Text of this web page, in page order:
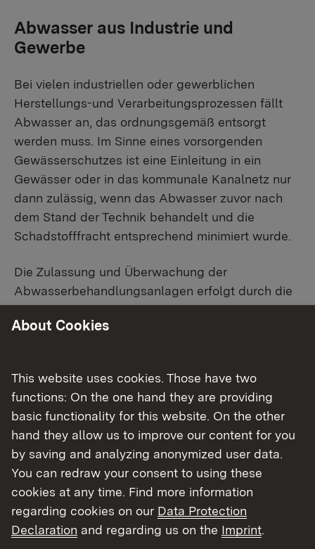
Abwasser aus Industrie und
Gewerbe
Bei vielen industriellen oder gewerblichen
Herstellungs-und Verarbeitungsprozessen fällt
Abwasser an, das ordnungsgemäß entsorgt
werden muss. Im Sinne eines vorsorgenden
Gewässerschutzes ist eine Einleitung in ein
Gewässer oder in das kommunale Kanalnetz nur
dann zulässig, wenn das Abwasser zuvor nach
dem Stand der Technik behandelt und die
Schadstofffracht entsprechend minimiert wurde.
Die Zulassung und Überwachung der
Abwasserbehandlungsanlagen erfolgt durch die
jeweils zuständige Gewerbeaufsicht. Bei Anlagen
die der IED Richtlinie oder Störfallverordnung
Umgang mit wassergefährdenden
Stoffen
Viele Stoffe, mit denen in Industrie und Gewerbe
aber auch Privathaushalten umgegangen wird,
sind wassergefährdend.
About Cookies
This website uses cookies. Those have two
functions: On the one hand they are providing
basic functionality for this website. On the other
hand they allow us to improve our content for you
by saving and analyzing anonymized user data.
You can redraw your consent to using these
cookies at any time. Find more information
regarding cookies on our Data Protection
Declaration and regarding us on the Imprint.